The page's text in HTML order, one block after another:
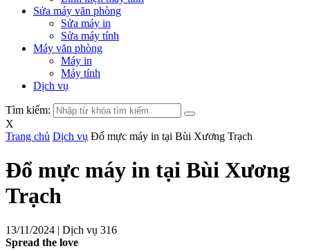
Sửa máy văn phòng
Sửa máy in
Sửa máy tính
Máy văn phòng
Máy in
Máy tính
Dịch vụ
Tìm kiếm:
X
Trang chủ Dịch vụ Đổ mực máy in tại Bùi Xương Trạch
Đổ mực máy in tại Bùi Xương
Trạch
13/11/2024 | Dịch vụ 316
Spread the love